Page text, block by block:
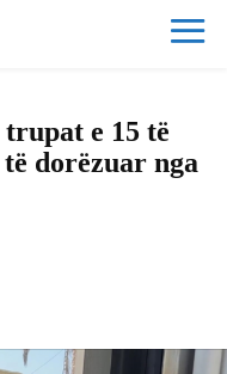
e 15 të
dorëzuar nga